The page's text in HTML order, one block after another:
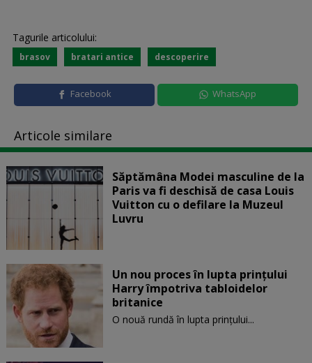
Tagurile articolului:
brasov bratari antice descoperire
Facebook WhatsApp
Articole similare
Săptămâna Modei masculine de la
Paris va fi deschisă de casa Louis
Vuitton cu o defilare la Muzeul
Luvru
Un nou proces în lupta prinţului
Harry împotriva tabloidelor
britanice
O nouă rundă în lupta prinţului...